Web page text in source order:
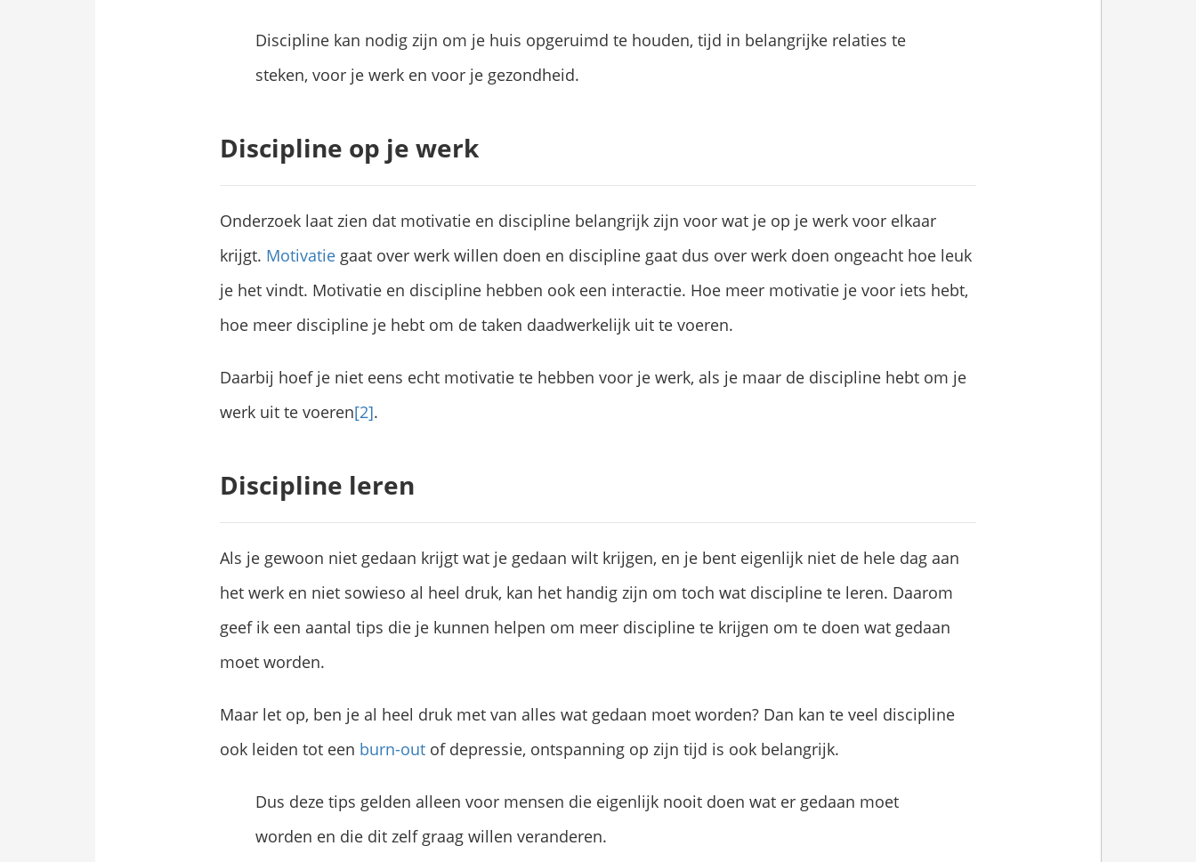
Discipline kan nodig zijn om je huis opgeruimd te houden, tijd in belangrijke relaties te
steken, voor je werk en voor je gezondheid.
Discipline op je werk
Onderzoek laat zien dat motivatie en discipline belangrijk zijn voor wat je op je werk voor elkaar
krijgt. Motivatie gaat over werk willen doen en discipline gaat dus over werk doen ongeacht hoe leuk
je het vindt. Motivatie en discipline hebben ook een interactie. Hoe meer motivatie je voor iets hebt,
hoe meer discipline je hebt om de taken daadwerkelijk uit te voeren.
Daarbij hoef je niet eens echt motivatie te hebben voor je werk, als je maar de discipline hebt om je
werk uit te voeren[2].
Discipline leren
Als je gewoon niet gedaan krijgt wat je gedaan wilt krijgen, en je bent eigenlijk niet de hele dag aan
het werk en niet sowieso al heel druk, kan het handig zijn om toch wat discipline te leren. Daarom
geef ik een aantal tips die je kunnen helpen om meer discipline te krijgen om te doen wat gedaan
moet worden.
Maar let op, ben je al heel druk met van alles wat gedaan moet worden? Dan kan te veel discipline
ook leiden tot een burn-out of depressie, ontspanning op zijn tijd is ook belangrijk.
Dus deze tips gelden alleen voor mensen die eigenlijk nooit doen wat er gedaan moet
worden en die dit zelf graag willen veranderen.